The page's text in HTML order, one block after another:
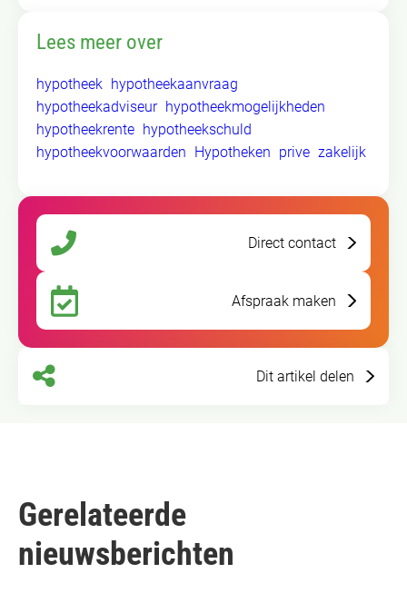
Lees meer over
hypotheek hypotheekaanvraag
hypotheekadviseur hypotheekmogelijkheden
hypotheekrente hypotheekschuld
hypotheekvoorwaarden Hypotheken prive zakelijk
Direct contact
Afspraak maken
Dit artikel delen
Gerelateerde
nieuwsberichten